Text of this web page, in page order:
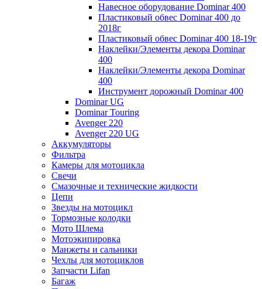
Навесное оборудование Dominar 400
Пластиковый обвес Dominar 400 до
2018г
Пластиковый обвес Dominar 400 18-19г
Наклейки/Элементы декора Dominar
400
Наклейки/Элементы декора Dominar
400
Инструмент дорожный Dominar 400
Dominar UG
Dominar Touring
Avenger 220
Avenger 220 UG
Аккумуляторы
Фильтра
Камеры для мотоцикла
Свечи
Смазочные и технические жидкости
Цепи
Звезды на мотоцикл
Тормозные колодки
Мото Шлема
Мотоэкипировка
Манжеты и сальники
Чехлы для мотоциклов
Запчасти Lifan
Багаж